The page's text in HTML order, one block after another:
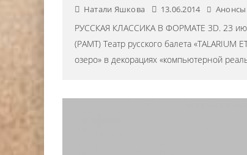
Натали Яшкова 13.06.2014 Анонсы
РУССКАЯ КЛАССИКА В ФОРМАТЕ 3D. 23
(РАМТ) Театр русского балета «TALARIUM
озеро» в декорациях «компьютерной